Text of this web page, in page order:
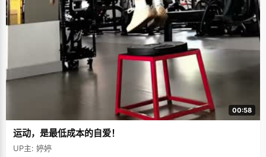
00:58
运动，是最低成本的自爱！
UP主: 婷婷